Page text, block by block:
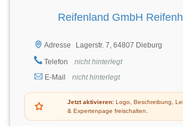
Reifenland GmbH
Adresse
Lagerstr. 7, 64807 Dieburg
Telefon
nicht hinterlegt
E-Mail
nicht hinterlegt
Jetzt aktivieren: Logo, Beschreibung,
& Expertenpage freischalten.